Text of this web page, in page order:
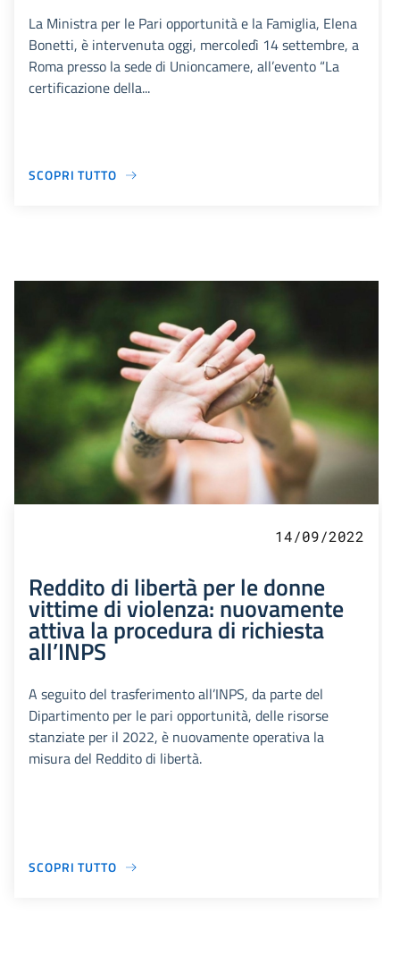
La Ministra per le Pari opportunità e la Famiglia, Elena
Bonetti, è intervenuta oggi, mercoledì 14 settembre, a
Roma presso la sede di Unioncamere, all’evento “La
certificazione della...
SCOPRI TUTTO
14/09/2022
Reddito di libertà per le donne
vittime di violenza: nuovamente
attiva la procedura di richiesta
all’INPS
A seguito del trasferimento all’INPS, da parte del
Dipartimento per le pari opportunità, delle risorse
stanziate per il 2022, è nuovamente operativa la
misura del Reddito di libertà.
SCOPRI TUTTO